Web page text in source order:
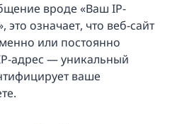
вроде «Ваш IP-
означает, что веб-сайт
или постоянно
адрес — уникальный
ваше